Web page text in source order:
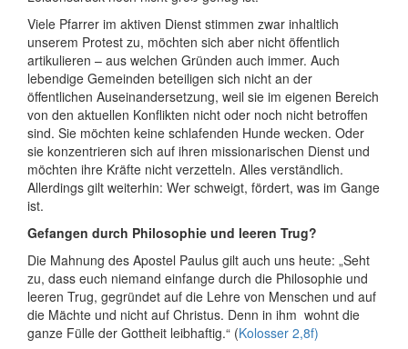
Viele Pfarrer im aktiven Dienst stimmen zwar inhaltlich
unserem Protest zu, möchten sich aber nicht öffentlich
artikulieren – aus welchen Gründen auch immer. Auch
lebendige Gemeinden beteiligen sich nicht an der
öffentlichen Auseinandersetzung, weil sie im eigenen Bereich
von den aktuellen Konflikten nicht oder noch nicht betroffen
sind. Sie möchten keine schlafenden Hunde wecken. Oder
sie konzentrieren sich auf ihren missionarischen Dienst und
möchten ihre Kräfte nicht verzetteln. Alles verständlich.
Allerdings gilt weiterhin: Wer schweigt, fördert, was im Gange
ist.
Gefangen durch Philosophie und leeren Trug?
Die Mahnung des Apostel Paulus gilt auch uns heute: „Seht
zu, dass euch niemand einfange durch die Philosophie und
leeren Trug, gegründet auf die Lehre von Menschen und auf
die Mächte und nicht auf Christus. Denn in ihm wohnt die
ganze Fülle der Gottheit leibhaftig.“ (Kolosser 2,8f)